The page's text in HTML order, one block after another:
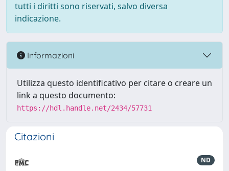
tutti i diritti sono riservati, salvo diversa
indicazione.
Informazioni
Utilizza questo identificativo per citare o creare un
link a questo documento:
https://hdl.handle.net/2434/57731
Citazioni
ND